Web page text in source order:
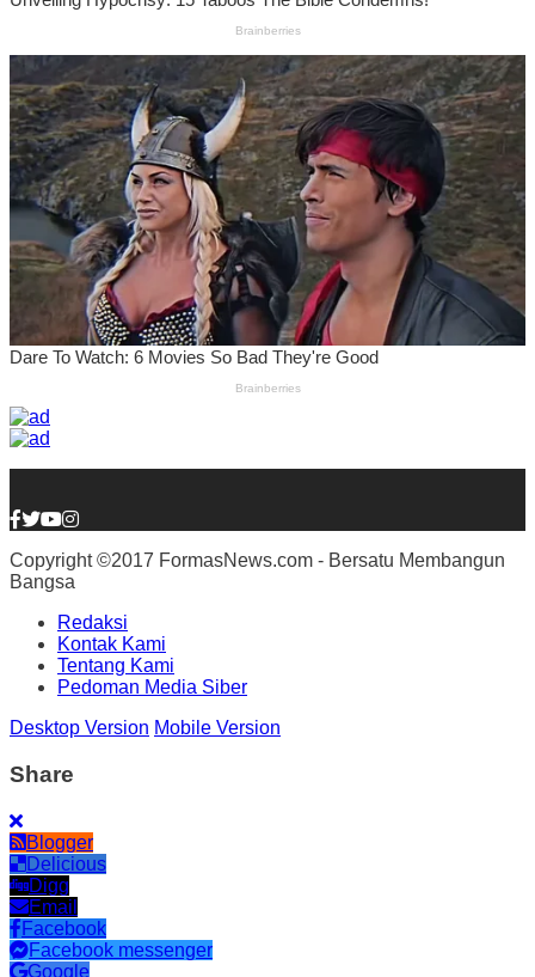
Copyright ©2017 FormasNews.com - Bersatu Membangun
Bangsa
Redaksi
Kontak Kami
Tentang Kami
Pedoman Media Siber
Desktop Version Mobile Version
Share
Blogger
Delicious
Digg
Email
Facebook
Facebook messenger
Google